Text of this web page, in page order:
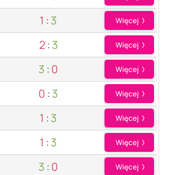
1 : 3 Więcej
2 : 3 Więcej
3 : 0 Więcej
0 : 3 Więcej
1 : 3 Więcej
1 : 3 Więcej
3 : 0 Więcej